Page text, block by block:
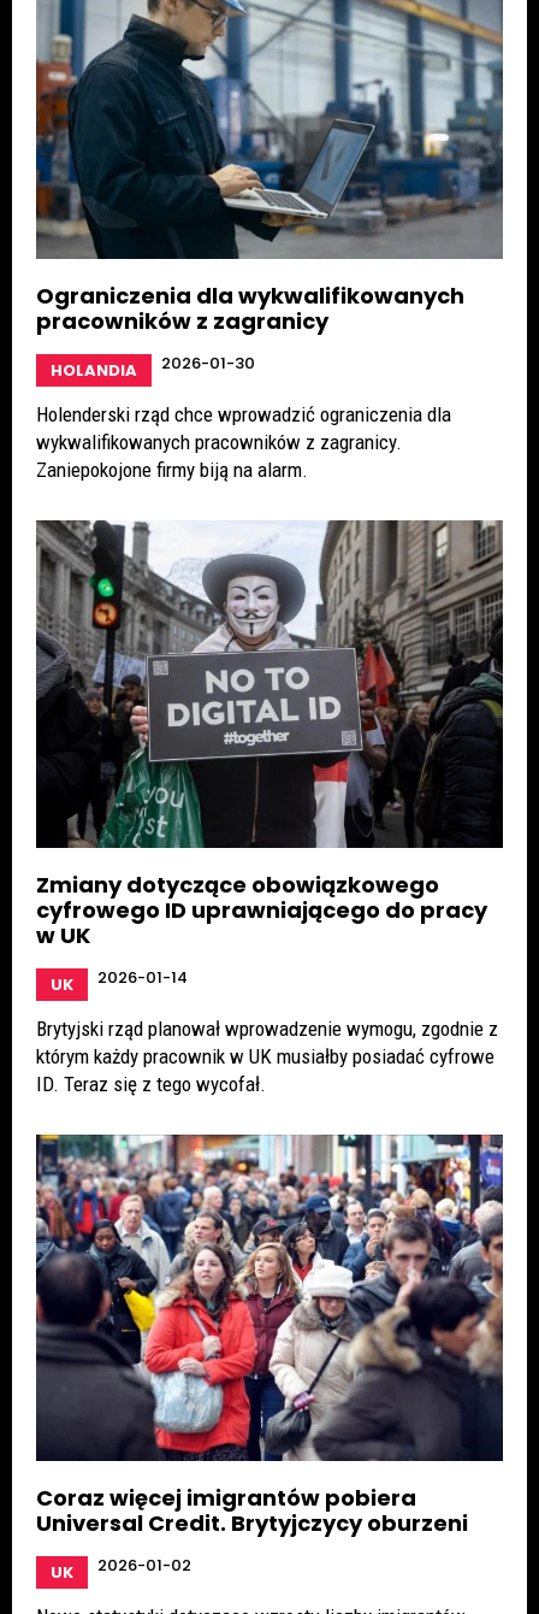
Ograniczenia dla wykwalifikowanych
pracowników z zagranicy
HOLANDIA 2026-01-30
Holenderski rząd chce wprowadzić ograniczenia dla
wykwalifikowanych pracowników z zagranicy.
Zaniepokojone firmy biją na alarm.
Zmiany dotyczące obowiązkowego
cyfrowego ID uprawniającego do pracy
w UK
UK 2026-01-14
Brytyjski rząd planował wprowadzenie wymogu, zgodnie z
którym każdy pracownik w UK musiałby posiadać cyfrowe
ID. Teraz się z tego wycofał.
Coraz więcej imigrantów pobiera
Universal Credit. Brytyjczycy oburzeni
UK 2026-01-02